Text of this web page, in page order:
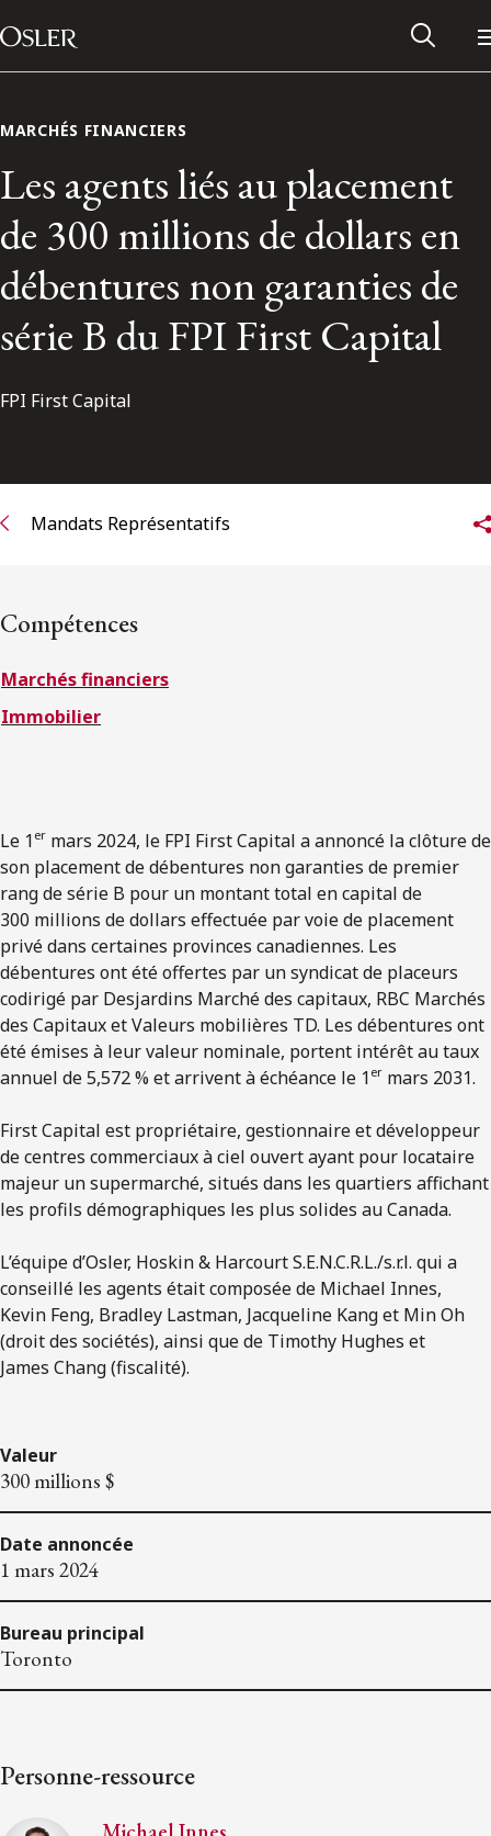
Passer au contenu
Main Navigation
Réseau des anciens d’Osler
S’abonner
MARCHÉS FINANCIERS
Les agents liés au placement
de 300 millions de dollars en
débentures non garanties de
série B du FPI First Capital
FPI First Capital
Mandats Représentatifs
Compétences
Marchés financiers
Immobilier
Le 1 er mars 2024, le FPI First Capital a annoncé la clôture de
son placement de débentures non garanties de premier
rang de série B pour un montant total en capital de
300 millions de dollars effectuée par voie de placement
privé dans certaines provinces canadiennes. Les
débentures ont été offertes par unsyndicat de placeurs
codirigé par Desjardins Marché des capitaux, RBC Marchés
des Capitaux et Valeurs mobilières TD. Les débentures ont
été émises à leur valeur nominale, portent intérêt au taux
annuel de 5,572 % et arrivent à échéance le 1 er mars 2031.
First Capital est propriétaire, gestionnaire et développeur
de centres commerciaux à ciel ouvert ayant pour locataire
majeur un supermarché, situés dans les quartiers affichant
les profils démographiques les plus solides au Canada.
L’équipe d’Osler, Hoskin & HarcourtS.E.N.C.R.L./s.r.l. qui a
conseillé les agents était composée de Michael Innes,
Kevin Feng, Bradley Lastman, Jacqueline Kang et Min Oh
(droit des sociétés), ainsi que de Timothy Hughes et
James Chang (fiscalité).
Valeur
300 millions $
Date annoncée
1 mars 2024
Bureau principal
Toronto
Personne-ressource